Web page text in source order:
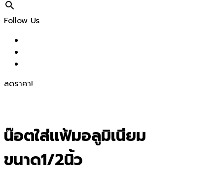
Follow Us
ลดราคา!
น๊อตใส่แฟ้มอลูมิเนียม
ขนาด1/2นิ้ว